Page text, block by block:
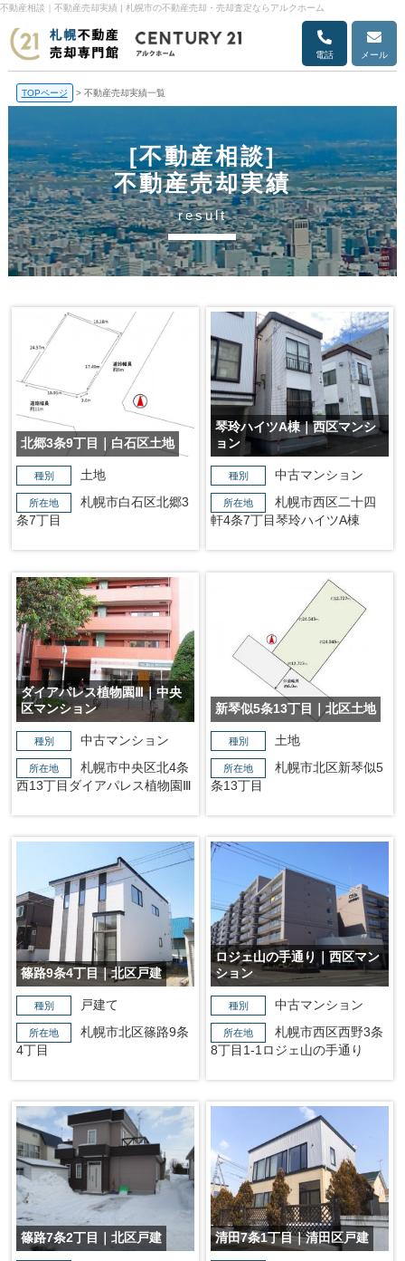
不動産相談｜不動産売却実績 | 札幌市の不動産売却・売却査定ならアルクホーム
電話 メール
TOPページ > 不動産売却実績一覧
[不動産相談]
不動産売却実績
result
北郷3条9丁目｜白石区土地
種別 土地
所在地
札幌市白石区北郷3
条7丁目
琴玲ハイツA棟｜西区マンシ
ョン
種別 中古マンション
所在地
札幌市西区二十四
軒4条7丁目琴玲ハイツA棟
ダイアパレス植物園Ⅲ｜中央
区マンション
種別 中古マンション
所在地
札幌市中央区北4条
西13丁目ダイアパレス植物園Ⅲ
新琴似5条13丁目｜北区土地
種別 土地
所在地
札幌市北区新琴似5
条13丁目
篠路9条4丁目｜北区戸建
種別 戸建て
所在地
札幌市北区篠路9条
4丁目
ロジェ山の手通り｜西区マン
ション
種別 中古マンション
所在地
札幌市西区西野3条
8丁目1-1ロジェ山の手通り
篠路7条2丁目｜北区戸建 清田7条1丁目｜清田区戸建